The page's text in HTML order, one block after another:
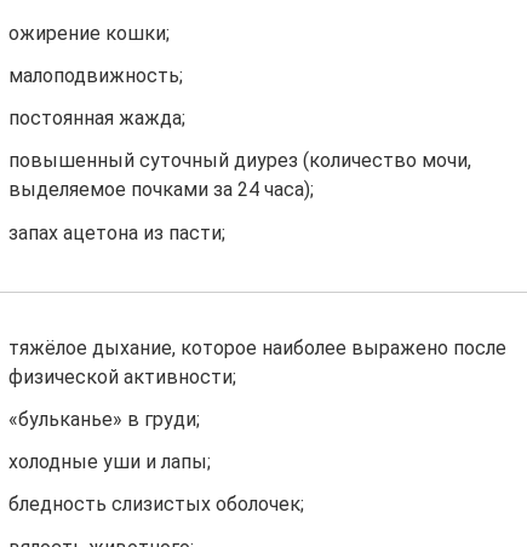
ожирение кошки;
малоподвижность;
постоянная жажда;
повышенный суточный диурез (количество мочи,
выделяемое почками за 24 часа);
запах ацетона из пасти;
тяжёлое дыхание, которое наиболее выражено после
физической активности;
«бульканье» в груди;
холодные уши и лапы;
бледность слизистых оболочек;